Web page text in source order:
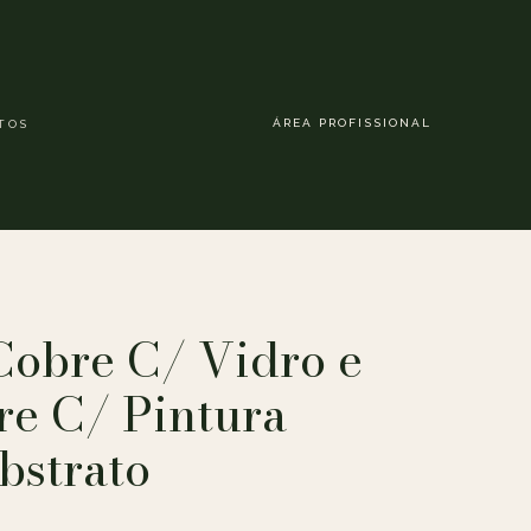
ÁREA PROFISSIONAL
C/ Vidro e
C/ Pintura